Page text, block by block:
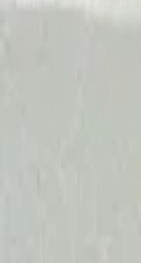
1 шт